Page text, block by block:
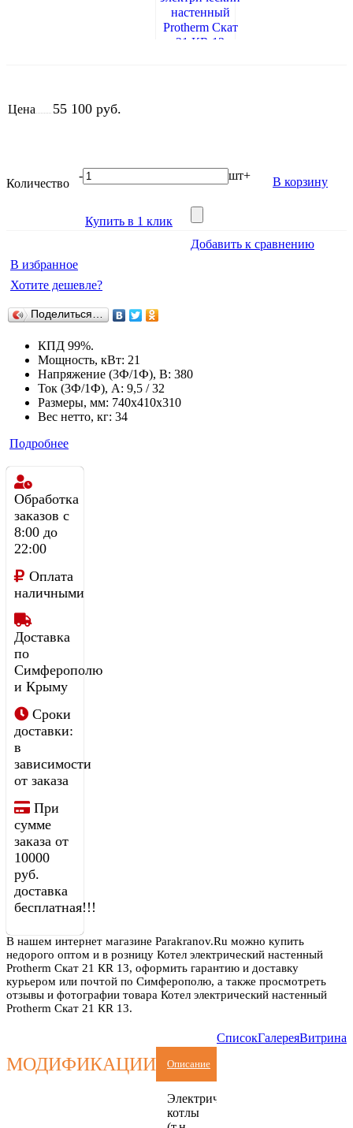
Цена 55 100 руб.
Количество
- шт+ В корзину
Купить в 1 клик
Добавить к сравнению
В избранное
Хотите дешевле?
Поделиться…
КПД 99%.
Мощность, кВт: 21
Напряжение (3Ф/1Ф), В: 380
Ток (3Ф/1Ф), А: 9,5 / 32
Размеры, мм: 740х410х310
Вес нетто, кг: 34
Подробнее
Обработка
заказов с
8:00 до
22:00
Оплата
наличными
Доставка
по
Симферополю
и Крыму
Сроки
доставки:
в
зависимости
от заказа
При
сумме
заказа от
10000
руб.
доставка
бесплатная!!!
В нашем интернет магазине Parakranov.Ru можно купить
недорого оптом и в розницу Котел электрический настенный
Protherm Скат 21 КR 13, оформить гарантию и доставку
курьером или почтой по Симферополю, а также просмотреть
отзывы и фотографии товара Котел электрический настенный
Protherm Скат 21 КR 13.
МОДИФИКАЦИИ
СписокГалереяВитрина
Описание
Электрические
котлы